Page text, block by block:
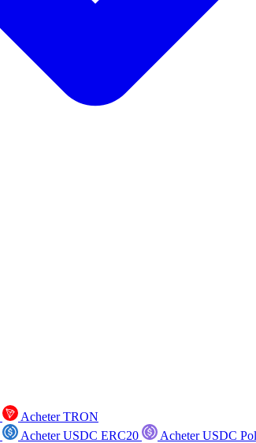
Acheter TRON
Acheter USDC ERC20
Acheter USDC